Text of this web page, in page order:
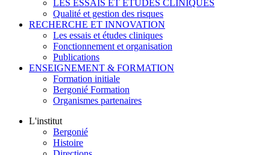
LES ESSAIS ET ÉTUDES CLINIQUES
Qualité et gestion des risques
RECHERCHE ET INNOVATION
Les essais et études cliniques
Fonctionnement et organisation
Publications
ENSEIGNEMENT & FORMATION
Formation initiale
Bergonié Formation
Organismes partenaires
L'institut
Bergonié
Histoire